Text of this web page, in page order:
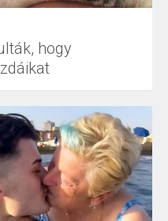
hogy